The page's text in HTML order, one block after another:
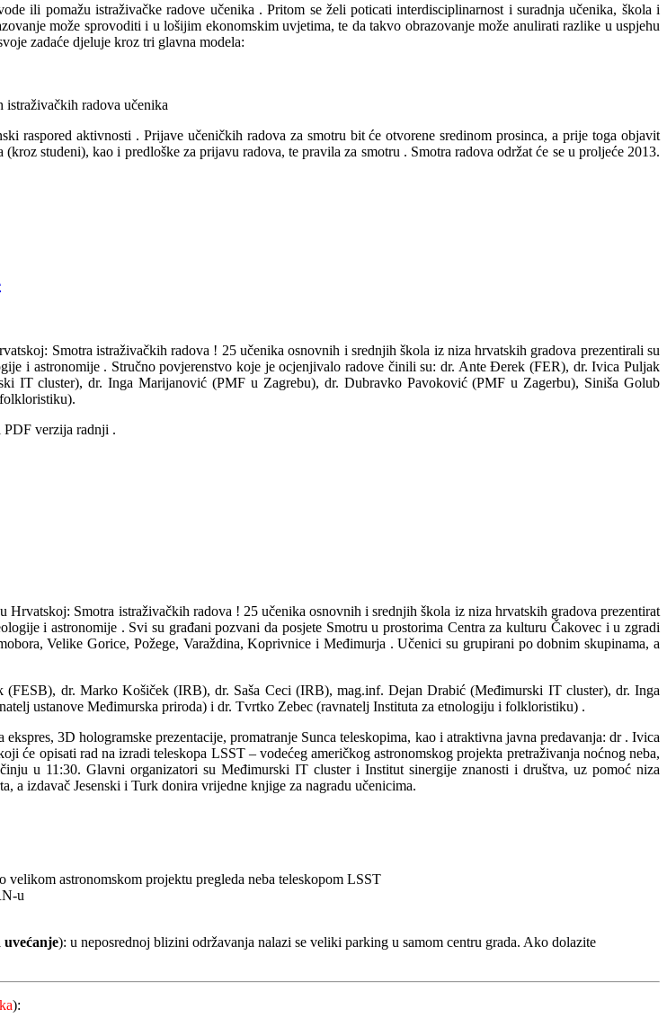
ili pomažu istraživačke radove učenika . Pritom se želi poticati interdisciplinarnost i suradnja učenika, škola i
može sprovoditi i u lošijim ekonomskim uvjetima, te da takvo obrazovanje može anulirati razlike u uspjehu
zadaće djeluje kroz tri glavna modela:
istraživačkih radova učenika
raspored aktivnosti . Prijave učeničkih radova za smotru bit će otvorene sredinom prosinca, a prije toga objavit
studeni), kao i predloške za prijavu radova, te pravila za smotru . Smotra radova održat će se u proljeće 2013.
Smotra istraživačkih radova ! 25 učenika osnovnih i srednjih škola iz niza hrvatskih gradova prezentirali su
i astronomije . Stručno povjerenstvo koje je ocjenjivalo radove činili su: dr. Ante Đerek (FER), dr. Ivica Puljak
IT cluster), dr. Inga Marijanović (PMF u Zagrebu), dr. Dubravko Pavoković (PMF u Zagerbu), Siniša Golub
PDF verzija radnji .
Hrvatskoj: Smotra istraživačkih radova ! 25 učenika osnovnih i srednjih škola iz niza hrvatskih gradova prezentirat
i astronomije . Svi su građani pozvani da posjete Smotru u prostorima Centra za kulturu Čakovec i u zgradi
Velike Gorice, Požege, Varaždina, Koprivnice i Međimurja . Učenici su grupirani po dobnim skupinama, a
dr. Marko Košiček (IRB), dr. Saša Ceci (IRB), mag.inf. Dejan Drabić (Međimurski IT cluster), dr. Inga
ustanove Međimurska priroda) i dr. Tvrtko Zebec (ravnatelj Instituta za etnologiju i folkloristiku) .
3D hologramske prezentacije, promatranje Sunca teleskopima, kao i atraktivna javna predavanja: dr . Ivica
opisati rad na izradi teleskopa LSST – vodećeg američkog astronomskog projekta pretraživanja noćnog neba,
u 11:30. Glavni organizatori su Međimurski IT cluster i Institut sinergije znanosti i društva, uz pomoć niza
a izdavač Jesenski i Turk donira vrijedne knjige za nagradu učenicima.
astronomskom projektu pregleda neba teleskopom LSST
u
): u neposrednoj blizini održavanja nalazi se veliki parking u samom centru grada. Ako dolazite
):